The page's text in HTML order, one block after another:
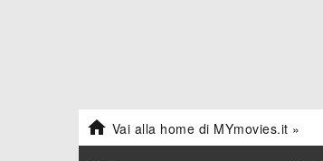
 Vai alla home di MYmovies.it »